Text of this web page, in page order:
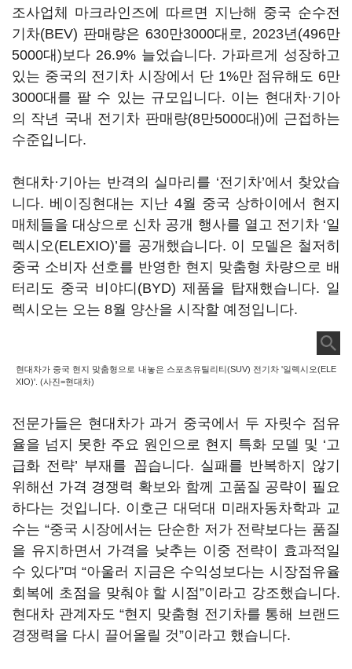
조사업체 마크라인즈에 따르면 지난해 중국 순수전
기차(BEV) 판매량은 630만3000대로, 2023년(496만
5000대)보다 26.9% 늘었습니다. 가파르게 성장하고
있는 중국의 전기차 시장에서 단 1%만 점유해도 6만
3000대를 팔 수 있는 규모입니다. 이는 현대차·기아
의 작년 국내 전기차 판매량(8만5000대)에 근접하는
수준입니다.
현대차·기아는 반격의 실마리를 ‘전기차’에서 찾았습
니다. 베이징현대는 지난 4월 중국 상하이에서 현지
매체들을 대상으로 신차 공개 행사를 열고 전기차 ‘일
렉시오(ELEXIO)’를 공개했습니다. 이 모델은 철저히
중국 소비자 선호를 반영한 현지 맞춤형 차량으로 배
터리도 중국 비야디(BYD) 제품을 탑재했습니다. 일
렉시오는 오는 8월 양산을 시작할 예정입니다.
현대차가 중국 현지 맞춤형으로 내놓은 스포츠유틸리티(SUV) 전기차 '일렉시오(ELE
XIO)'. (사진=현대차)
전문가들은 현대차가 과거 중국에서 두 자릿수 점유
율을 넘지 못한 주요 원인으로 현지 특화 모델 및 ‘고
급화 전략’ 부재를 꼽습니다. 실패를 반복하지 않기
위해선 가격 경쟁력 확보와 함께 고품질 공략이 필요
하다는 것입니다. 이호근 대덕대 미래자동차학과 교
수는 “중국 시장에서는 단순한 저가 전략보다는 품질
을 유지하면서 가격을 낮추는 이중 전략이 효과적일
수 있다”며 “아울러 지금은 수익성보다는 시장점유율
회복에 초점을 맞춰야 할 시점”이라고 강조했습니다.
현대차 관계자도 “현지 맞춤형 전기차를 통해 브랜드
경쟁력을 다시 끌어올릴 것”이라고 했습니다.